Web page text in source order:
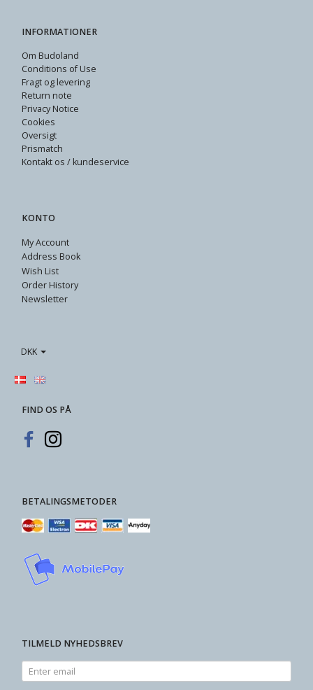
INFORMATIONER
Om Budoland
Conditions of Use
Fragt og levering
Return note
Privacy Notice
Cookies
Oversigt
Prismatch
Kontakt os / kundeservice
KONTO
My Account
Address Book
Wish List
Order History
Newsletter
DKK
FIND OS PÅ
BETALINGSMETODER
TILMELD NYHEDSBREV
Enter
email